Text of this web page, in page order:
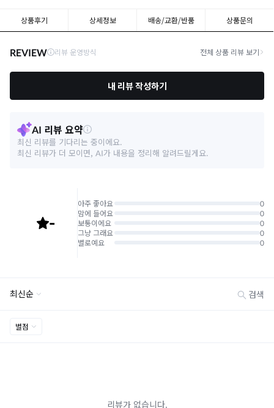
상품후기 상세정보 배송/교환/반품 상품문의